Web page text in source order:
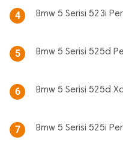
4 Bmw 5 Serisi 523i
5 Bmw 5 Serisi 525d
6 Bmw 5 Serisi 525d
7 Bmw 5 Serisi 525i